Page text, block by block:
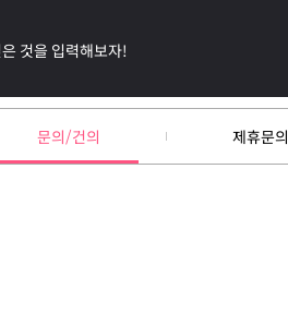
문의/건의 제휴문의